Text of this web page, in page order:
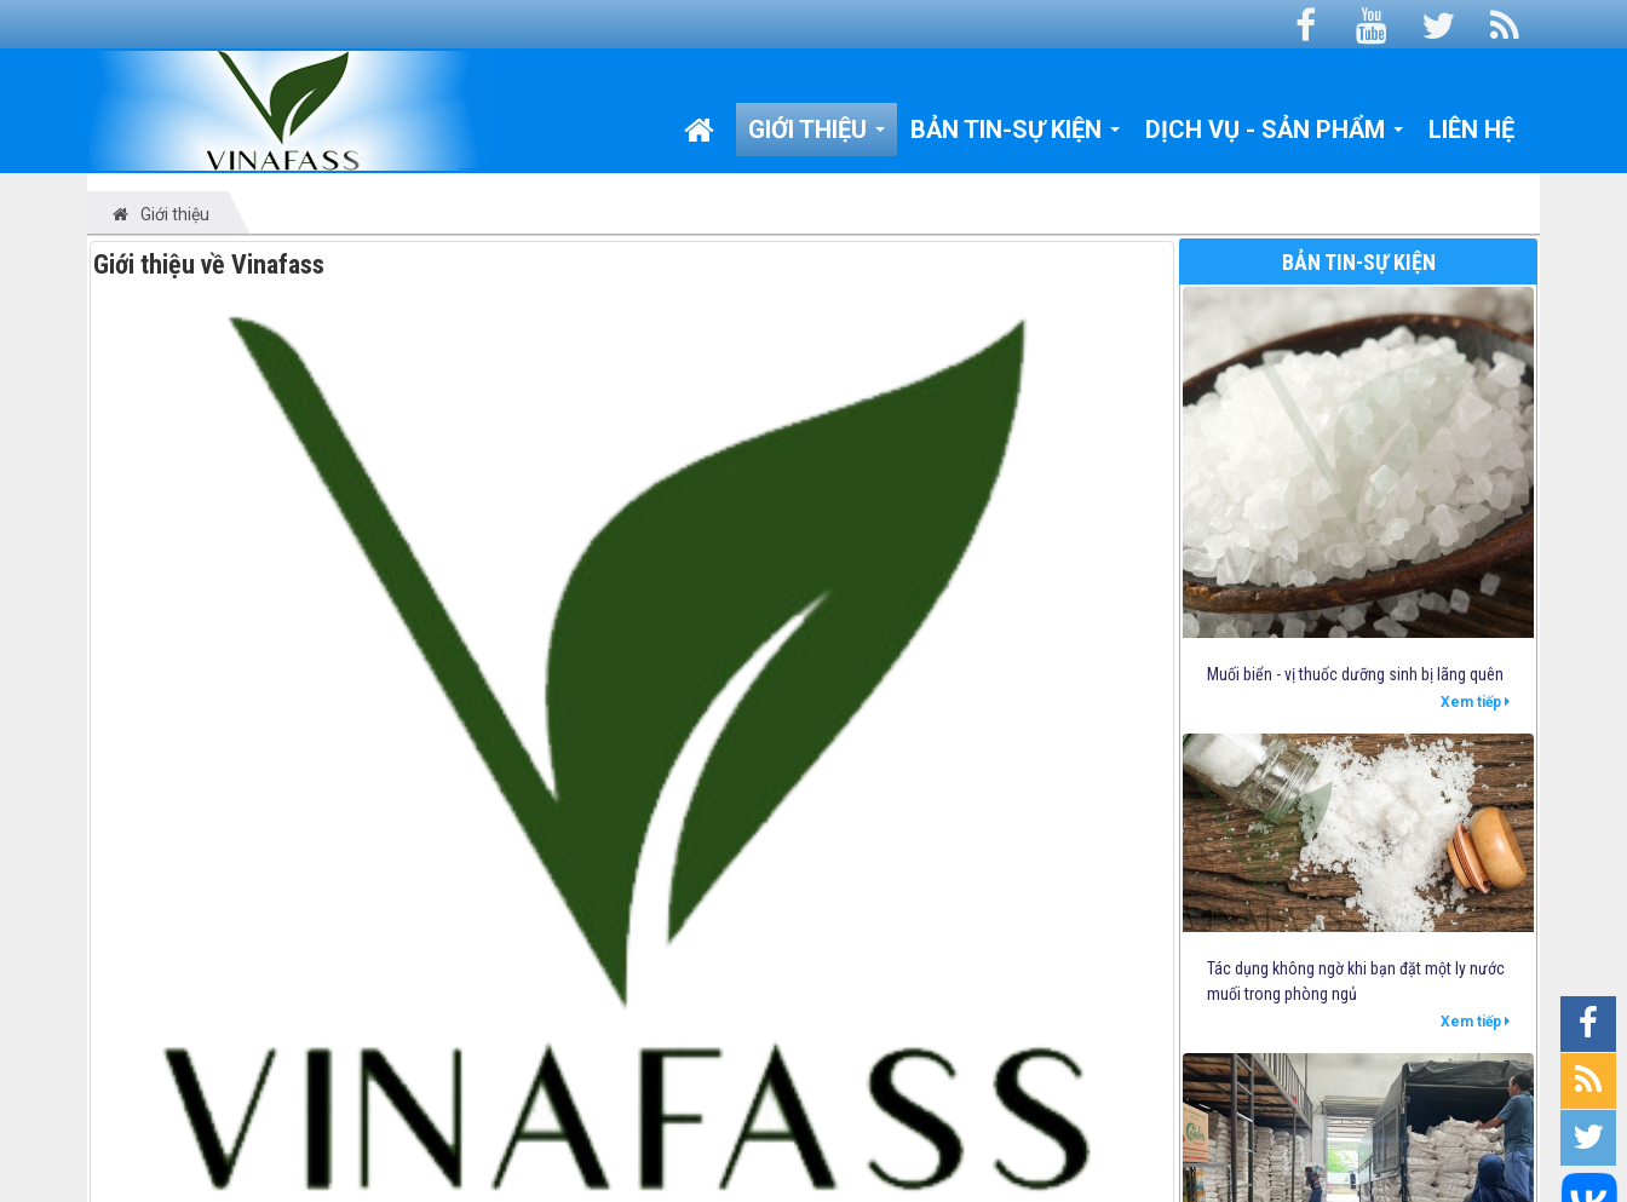
GIỚI THIỆU BẢN TIN-SỰ KIỆN DỊCH VỤ - SẢN PHẨM LIÊN HỆ
Giới thiệu
Giới thiệu về Vinafass BẢN TIN-SỰ KIỆN
Muối biển - vị thuốc dưỡng sinh bị lãng quên
Xem tiếp
Tác dụng không ngờ khi bạn đặt một ly nước
muối trong phòng ngủ
Xem tiếp